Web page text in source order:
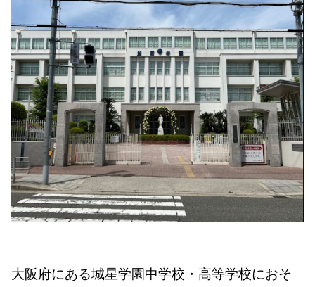
大阪府にある城星学園中学校・高等学校におそ